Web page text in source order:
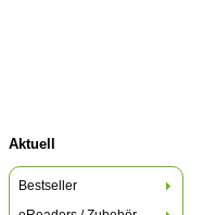
Aktuell
Bestseller